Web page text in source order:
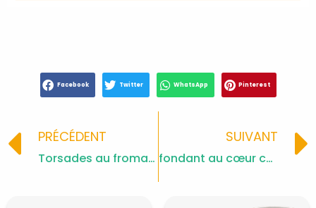
Facebook Twitter WhatsApp Pinterest
Prev
PRÉCÉDENT
Torsades au fromage
SUIVANT
fondant au cœur coulant lait concentré